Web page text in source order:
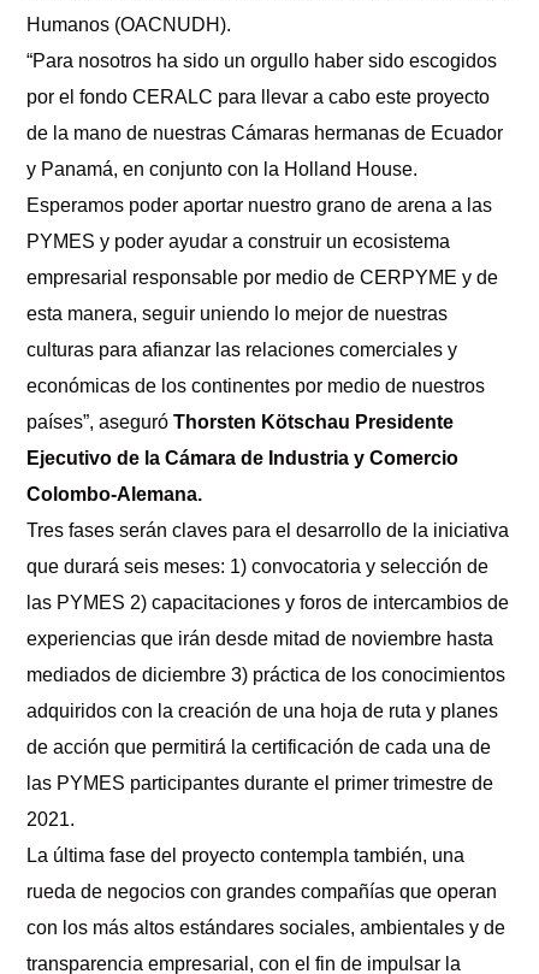
Humanos (OACNUDH).
“Para nosotros ha sido un orgullo haber sido escogidos
por el fondo CERALC para llevar a cabo este proyecto
de la mano de nuestras Cámaras hermanas de Ecuador
y Panamá, en conjunto con la Holland House.
Esperamos poder aportar nuestro grano de arena a las
PYMES y poder ayudar a construir un ecosistema
empresarial responsable por medio de CERPYME y de
esta manera, seguir uniendo lo mejor de nuestras
culturas para afianzar las relaciones comerciales y
económicas de los continentes por medio de nuestros
países”, aseguró Thorsten Kötschau Presidente
Ejecutivo de la Cámara de Industria y Comercio
Colombo-Alemana.
Tres fases serán claves para el desarrollo de la iniciativa
que durará seis meses: 1) convocatoria y selección de
las PYMES 2) capacitaciones y foros de intercambios de
experiencias que irán desde mitad de noviembre hasta
mediados de diciembre 3) práctica de los conocimientos
adquiridos con la creación de una hoja de ruta y planes
de acción que permitirá la certificación de cada una de
las PYMES participantes durante el primer trimestre de
2021.
La última fase del proyecto contempla también, una
rueda de negocios con grandes compañías que operan
con los más altos estándares sociales, ambientales y de
transparencia empresarial, con el fin de impulsar la